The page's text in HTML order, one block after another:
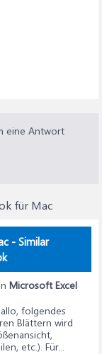
eine Antwort
für Mac
- Similar
Microsoft Excel
folgendes
Blättern wird
etc.). Für...